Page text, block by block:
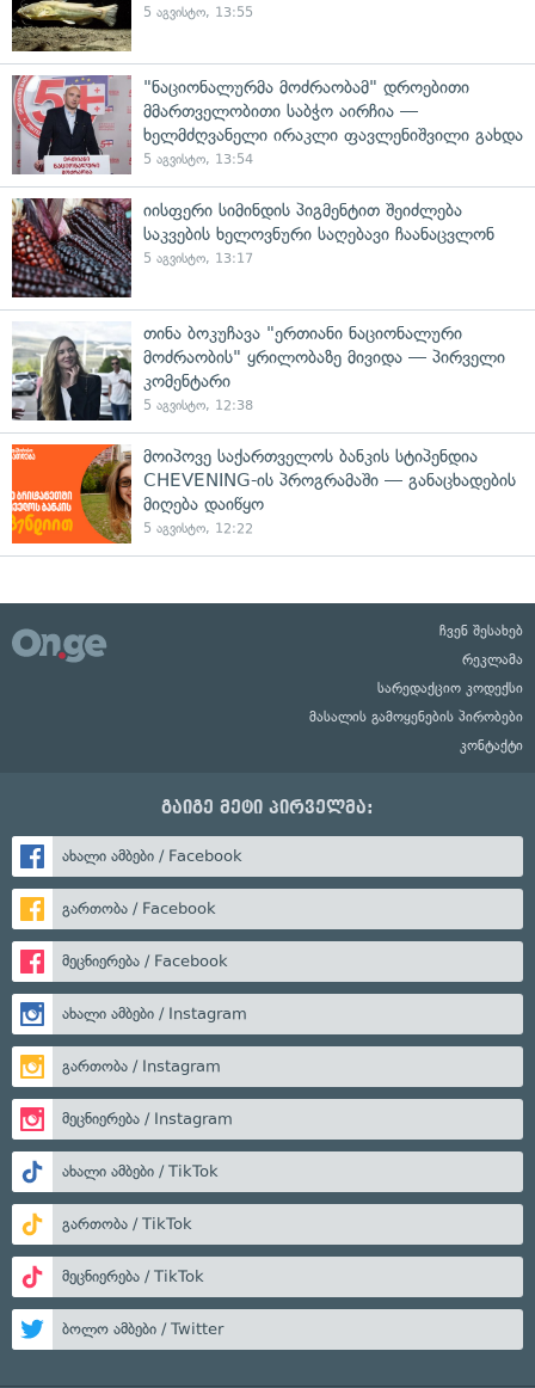
5 აგვისტო, 13:55
"ნაციონალურმა მოძრაობამ" დროებითი
მმართველობითი საბჭო აირჩია —
ხელმძღვანელი ირაკლი ფავლენიშვილი გახდა
5 აგვისტო, 13:54
იისფერი სიმინდის პიგმენტით შეიძლება
საკვების ხელოვნური საღებავი ჩაანაცვლონ
5 აგვისტო, 13:17
თინა ბოკუჩავა "ერთიანი ნაციონალური
მოძრაობის" ყრილობაზე მივიდა — პირველი
კომენტარი
5 აგვისტო, 12:38
მოიპოვე საქართველოს ბანკის სტიპენდია
CHEVENING-ის პროგრამაში — განაცხადების
მიღება დაიწყო
5 აგვისტო, 12:22
ჩვენ შესახებ
რეკლამა
სარედაქციო კოდექსი
მასალის გამოყენების პირობები
კონტაქტი
გაიგე მეტი პირველმა:
ახალი ამბები / Facebook
გართობა / Facebook
მეცნიერება / Facebook
ახალი ამბები / Instagram
გართობა / Instagram
მეცნიერება / Instagram
ახალი ამბები / TikTok
გართობა / TikTok
მეცნიერება / TikTok
ბოლო ამბები / Twitter